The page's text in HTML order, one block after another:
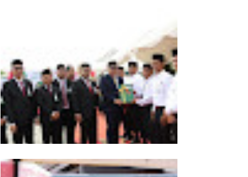
Kapolda Aceh Tutup Pembinaan Tradisi
dan Pembaretan 65 Bintara Remaja
Satbrimob Polda Aceh